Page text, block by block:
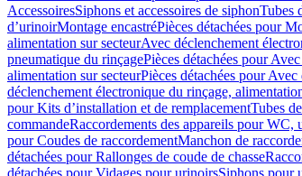
AccessoiresSiphons et accessoires de siphonTubes
dʼurinoirMontage encastréPièces détachées pour
alimentation sur secteurAvec déclenchement
pneumatique du rinçagePièces détachées pour
alimentation sur secteurPièces détachées pour
déclenchement électronique du rinçage,
pour Kits d’installation et de remplacementTubes
commandeRaccordements des appareils pour WC,
pour Coudes de raccordementManchon de
détachées pour Rallonges de coude de chasse
détachées pour Vidages pour urinoirsSiphons pour